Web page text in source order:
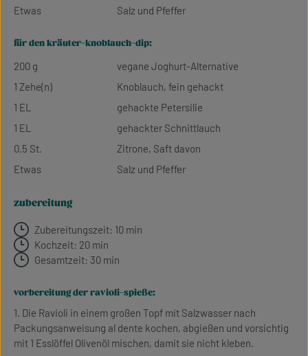
Etwas
Salz und Pfeffer
für den kräuter-knoblauch-dip:
200 g
vegane Joghurt-Alternative
1 Zehe(n)
Knoblauch, fein gehackt
1 EL
gehackte Petersilie
1 EL
gehackter Schnittlauch
0.5 St.
Zitrone, Saft davon
Etwas
Salz und Pfeffer
zubereitung
Zubereitungszeit: 10 min
Kochzeit: 20 min
Gesamtzeit: 30 min
vorbereitung der ravioli-spieße:
1. Die Ravioli in einem großen Topf mit Salzwasser nach
Packungsanweisung al dente kochen, abgießen und vorsichtig
mit 1 Esslöffel Olivenöl mischen, damit sie nicht kleben.